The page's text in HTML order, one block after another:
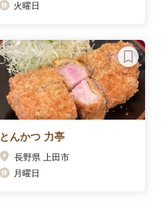
火曜日
とんかつ 力亭
長野県 上田市
月曜日